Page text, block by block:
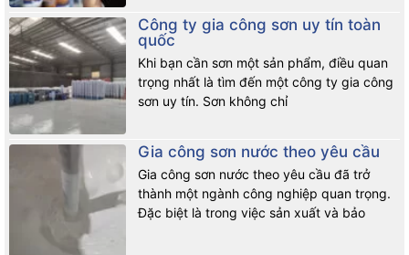
Công ty gia công sơn uy tín toàn
quốc
Khi bạn cần sơn một sản phẩm, điều quan
trọng nhất là tìm đến một công ty gia công
sơn uy tín. Sơn không chỉ
Gia công sơn nước theo yêu cầu
Gia công sơn nước theo yêu cầu đã trở
thành một ngành công nghiệp quan trọng.
Đặc biệt là trong việc sản xuất và bảo